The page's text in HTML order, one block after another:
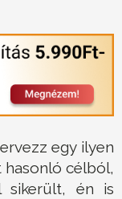
egy ilyen
célból,
sikerült, én is